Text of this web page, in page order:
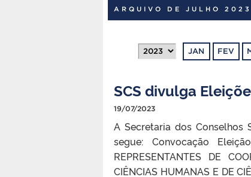
ARQUIVO DE JULHO 2023
JAN FEV
SCS divulga
19/07/2023
A Secretaria dos Conselhos
segue: Convocação
REPRESENTANTES DE
CIÊNCIAS HUMANAS E DE